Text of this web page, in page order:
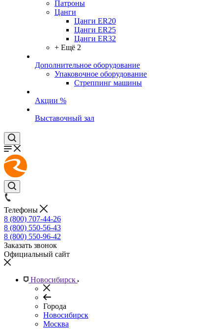
Патроны
Цанги
Цанги ER20
Цанги ER25
Цанги ER32
+ Ещё 2
Дополнительное оборудование
Упаковочное оборудование
Стреппинг машины
Акции %
Выставочный зал
Телефоны
8 (800) 707-44-26
8 (800) 550-56-43
8 (800) 550-96-42
Заказать звонок
Официальный сайт
Новосибирск
Города
Новосибирск
Москва